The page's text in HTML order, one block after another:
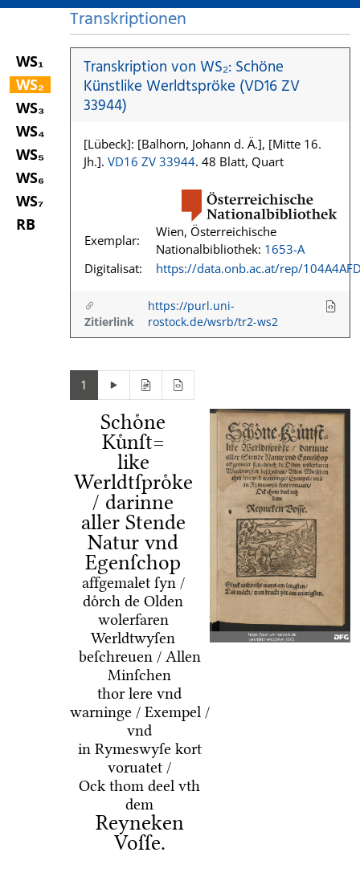
WS₁
WS₂
WS₃
WS₄
WS₅
WS₆
WS₇
RB
Transkriptionen
Transkription von WS₂: Schöne
Künstlike Werldtspröke (VD16 ZV
33944)
[Lübeck]: [Balhorn, Johann d. Ä.], [Mitte 16.
Jh.]. VD16 ZV 33944. 48 Blatt, Quart
Exemplar:
Wien, Österreichische
Nationalbibliothek: 1653-A
Digitalisat:
https://data.onb.ac.at/rep/
Zitierlink
https://purl.uni-
rostock.de/wsrb/tr2-ws2
1
Schoͤne
Kuͤnſt=
like
Werldtſproͤke
/ darinne
aller Stende
Natur vnd
Egenſchop
affgemalet ſyn /
doͤrch de Olden
wolerfaren
Werldtwyſen
beſchreuen / Allen
Minſchen
thor lere vnd
warninge / Exempel /
vnd
in Rymeswyſe kort
voruatet /
Ock thom deel vth
dem
Reyneken
Voſſe.